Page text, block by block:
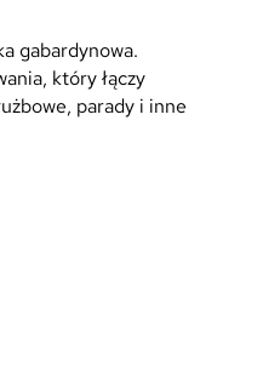
gabardynowa.
który łączy
parady i inne